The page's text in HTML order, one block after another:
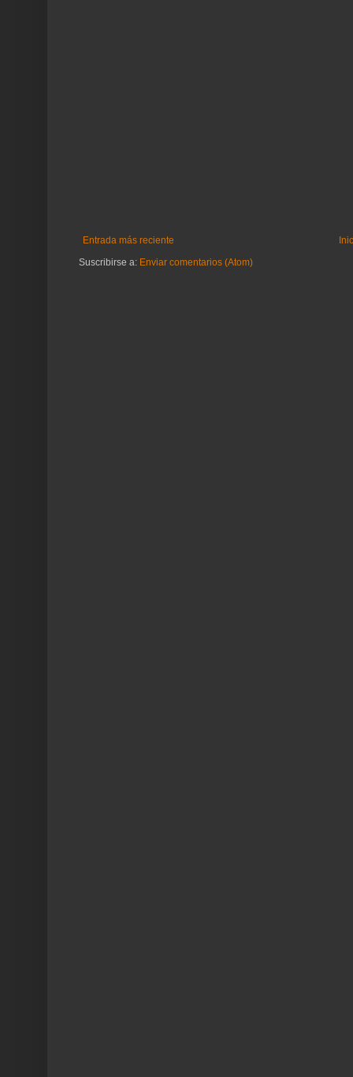
Entrada más reciente
Suscribirse a: Enviar comentarios (Atom)